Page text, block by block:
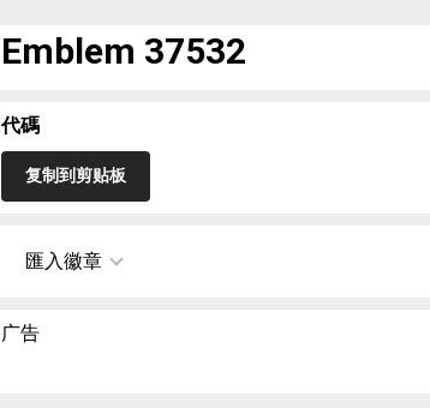
Emblem 37532
代碼
复制到剪贴板
匯入徽章
广告